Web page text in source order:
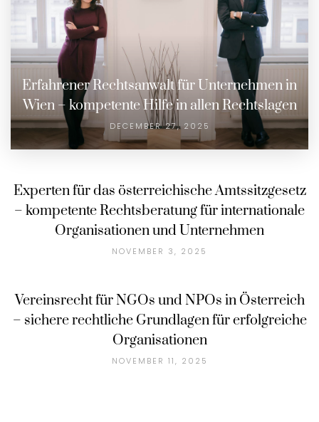
Erfahrener Rechtsanwalt für Unternehmen in
Wien – kompetente Hilfe in allen Rechtslagen
DECEMBER 27, 2025
Experten für das österreichische Amtssitzgesetz
– kompetente Rechtsberatung für internationale
Organisationen und Unternehmen
NOVEMBER 3, 2025
Vereinsrecht für NGOs und NPOs in Österreich
– sichere rechtliche Grundlagen für erfolgreiche
Organisationen
NOVEMBER 11, 2025